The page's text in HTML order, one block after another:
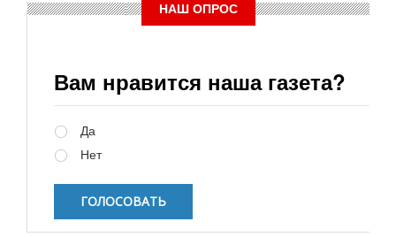
НАШ ОПРОС
Вам нравится наша газета?
Да
Нет